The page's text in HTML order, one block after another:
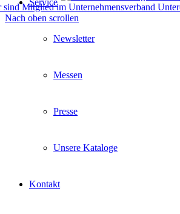
Newsletter
Messen
Presse
Unsere Kataloge
Kontakt
Nach oben scrollen